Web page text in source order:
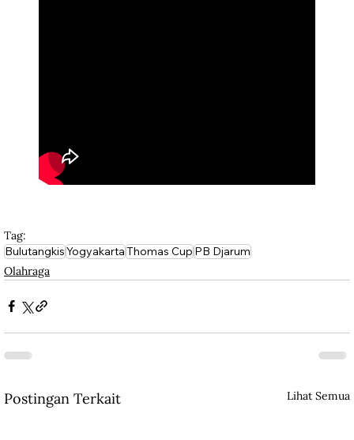
Tag:
BulutangkisYogyakartaThomas CupPB Djarum
Olahraga
Postingan Terkait Lihat Semua